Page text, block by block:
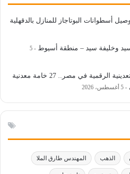
أسطوانات البوتاجاز للمنازل بالدقهلية
وخليفة سيد – منطقة أسيوط
5
قاعدة البيانات الجيولوجية التعدينية الرقمية في مصر.. 27 خامة معدنية
5 أغسطس، 2026
الذهب المهندس طارق الملا